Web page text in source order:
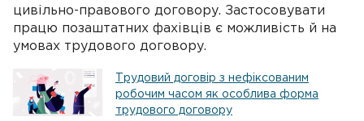
цивільно-правового договору. Застосовувати
працю позаштатних фахівців є можливість й на
умовах трудового договору.
Трудовий договір з нефіксованим
робочим часом як особлива форма
трудового договору